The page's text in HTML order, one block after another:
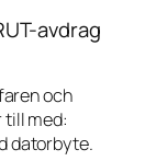
avdrag
och
till med:
datorbyte.